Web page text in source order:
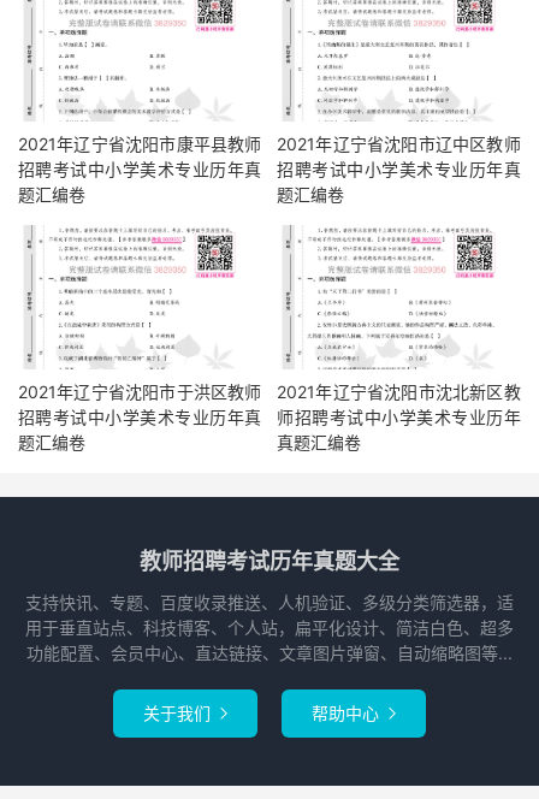
2021年辽宁省沈阳市康平县教师
招聘考试中小学美术专业历年真
题汇编卷
2021年辽宁省沈阳市辽中区教师
招聘考试中小学美术专业历年真
题汇编卷
2021年辽宁省沈阳市于洪区教师
招聘考试中小学美术专业历年真
题汇编卷
2021年辽宁省沈阳市沈北新区教
师招聘考试中小学美术专业历年
真题汇编卷
教师招聘考试历年真题大全
支持快讯、专题、百度收录推送、人机验证、多级分类筛选器，适
用于垂直站点、科技博客、个人站，扁平化设计、简洁白色、超多
功能配置、会员中心、直达链接、文章图片弹窗、自动缩略图等...
关于我们  帮助中心 